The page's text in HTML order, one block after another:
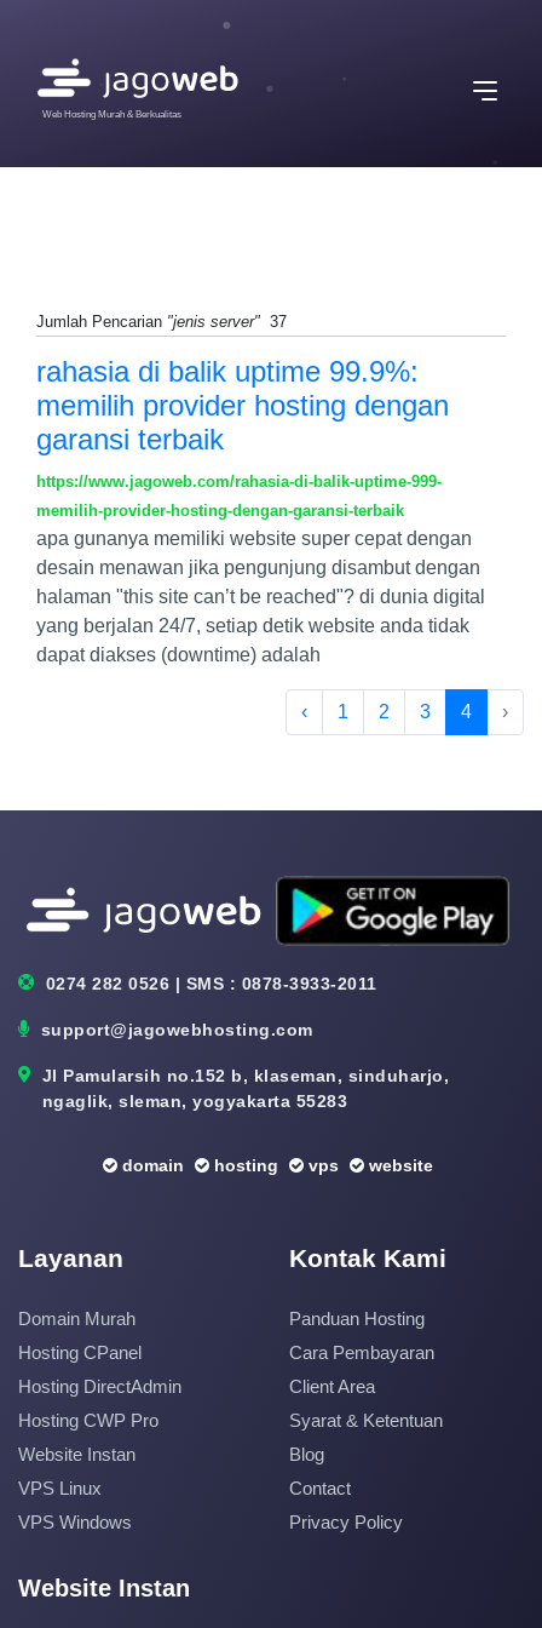
Web Hosting Murah & Berkualitas
Jumlah Pencarian "jenis server" 37
rahasia di balik uptime 99.9%:
memilih provider hosting dengan
garansi terbaik
https://www.jagoweb.com/rahasia-di-balik-uptime-999-
memilih-provider-hosting-dengan-garansi-terbaik
apa gunanya memiliki website super cepat dengan
desain menawan jika pengunjung disambut dengan
halaman "this site can’t be reached"? di dunia digital
yang berjalan 24/7, setiap detik website anda tidak
dapat diakses (downtime) adalah
‹ 1 2 3 4 ›
0274 282 0526 | SMS : 0878-3933-2011
support@jagowebhosting.com
Jl Pamularsih no.152 b, klaseman, sinduharjo,
ngaglik, sleman, yogyakarta 55283
domain hosting vps website
Layanan
Domain Murah
Hosting CPanel
Hosting DirectAdmin
Hosting CWP Pro
Website Instan
VPS Linux
VPS Windows
Kontak Kami
Panduan Hosting
Cara Pembayaran
Client Area
Syarat & Ketentuan
Blog
Contact
Privacy Policy
Website Instan